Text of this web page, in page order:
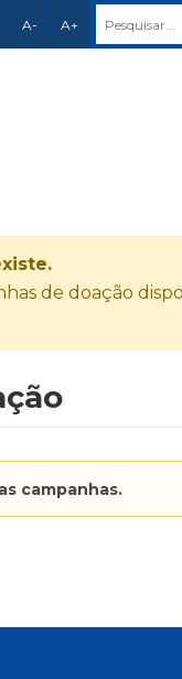
A- A+
de doação
campanhas.